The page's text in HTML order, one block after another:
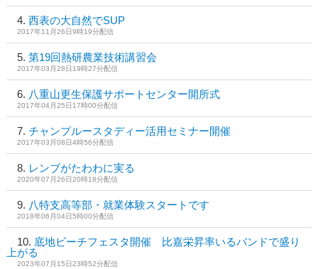
西表の大自然でSUP
2017年11月26日9時19分配信
第19回熱研農業技術講習会
2017年03月28日19時27分配信
八重山更生保護サポートセンター開所式
2017年04月25日17時00分配信
チャンプルースタディー活用セミナー開催
2017年03月08日4時56分配信
レンブがたわわに実る
2020年07月26日20時18分配信
八特支高等部・就業体験スタートです
2018年06月04日5時00分配信
底地ビーチフェスタ開催 比嘉栄昇率いるバンドで盛り
上がる
2023年07月15日23時52分配信